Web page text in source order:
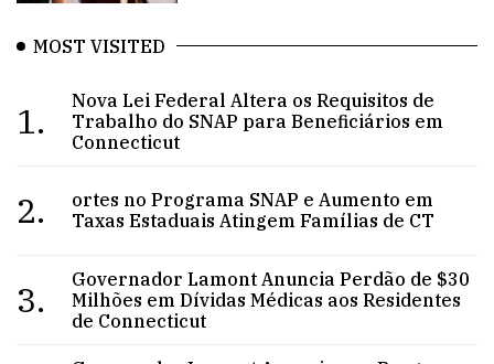
MOST VISITED
1.
Nova Lei Federal Altera os Requisitos de
Trabalho do SNAP para Beneficiários em
Connecticut
2.
ortes no Programa SNAP e Aumento em
Taxas Estaduais Atingem Famílias de CT
3.
Governador Lamont Anuncia Perdão de $30
Milhões em Dívidas Médicas aos Residentes
de Connecticut